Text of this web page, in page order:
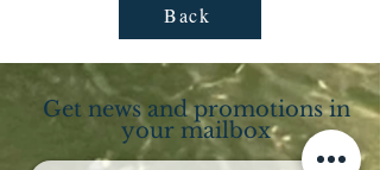
Back
Get news and promotions in
your mailbox